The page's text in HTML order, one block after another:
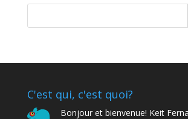
C'est qui, c'est quoi?
Bonjour et bienvenue! Keit